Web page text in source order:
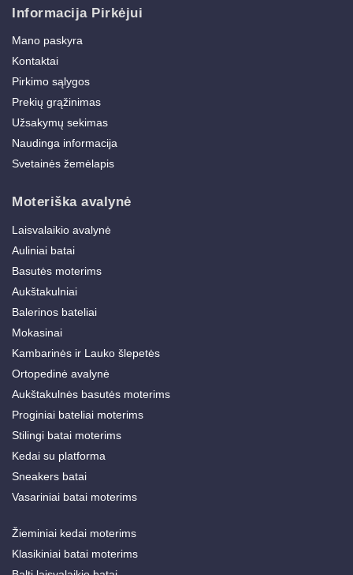
Informacija Pirkėjui
Mano paskyra
Kontaktai
Pirkimo sąlygos
Prekių grąžinimas
Užsakymų sekimas
Naudinga informacija
Svetainės žemėlapis
Moteriška avalynė
Laisvalaikio avalynė
Auliniai batai
Basutės moterims
Aukštakulniai
Balerinos bateliai
Mokasinai
Kambarinės ir Lauko šlepetės
Ortopedinė avalynė
Aukštakulnės basutės moterims
Proginiai bateliai moterims
Stilingi batai moterims
Kedai su platforma
Sneakers batai
Vasariniai batai moterims
Žieminiai kedai moterims
Klasikiniai batai moterims